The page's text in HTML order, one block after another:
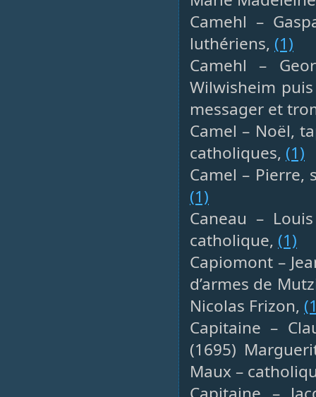
Camehl –
luthériens, (1)
Camehl –
Wilwisheim
messager et
Camel – Noël,
catholiques, (1)
Camel – Pierre,
(1)
Caneau –
catholique, (1)
Capiomont –
d’armes de
Nicolas Frizon,
Capitaine –
(1695)
Maux –